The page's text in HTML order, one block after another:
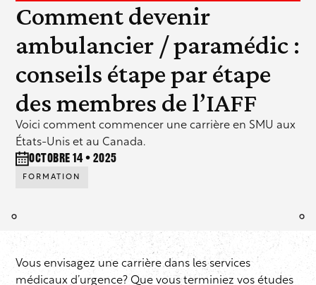
Comment devenir
ambulancier / paramédic :
conseils étape par étape
des membres de l’IAFF
Voici comment commencer une carrière en SMU aux
États-Unis et au Canada.
octobre 14 • 2025
FORMATION
Vous envisagez une carrière dans les services
médicaux d’urgence? Que vous terminiez vos études